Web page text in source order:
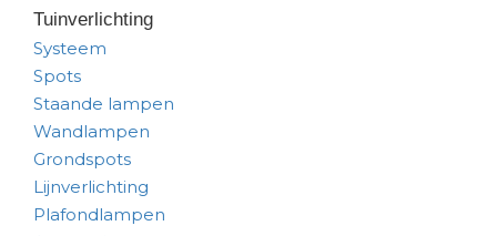
Tuinverlichting
Systeem
Spots
Staande lampen
Wandlampen
Grondspots
Lijnverlichting
Plafondlampen